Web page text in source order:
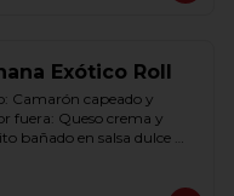
Exótico Roll
Camarón capeado y
fuera: Queso crema y
bañado en salsa dulce